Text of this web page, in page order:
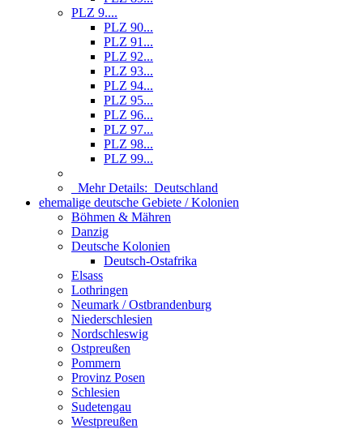
PLZ 9....
PLZ 90...
PLZ 91...
PLZ 92...
PLZ 93...
PLZ 94...
PLZ 95...
PLZ 96...
PLZ 97...
PLZ 98...
PLZ 99...
Mehr Details: Deutschland
ehemalige deutsche Gebiete / Kolonien
Böhmen & Mähren
Danzig
Deutsche Kolonien
Deutsch-Ostafrika
Elsass
Lothringen
Neumark / Ostbrandenburg
Niederschlesien
Nordschleswig
Ostpreußen
Pommern
Provinz Posen
Schlesien
Sudetengau
Westpreußen